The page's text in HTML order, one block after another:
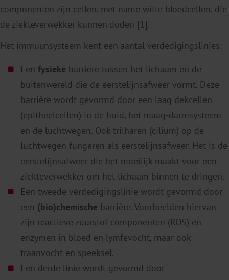
componenten zijn cellen, met name witte bloedcellen, die
de ziekteverwekker kunnen doden [1].
Het immuunsysteem kent een aantal verdedigingslinies:
Een fysieke barrière tussen het lichaam en de
buitenwereld die de eerstelijnsafweer vormt. Deze
barrière wordt gevormd door een laag dekcellen
(epitheelcellen) in de huid, het maag-darmsysteem
en de luchtwegen. Ook trilharen (cilium) op de
luchtwegen fungeren als eerstelijnsafweer. Het is de
eerstelijnsafweer die het moeilijk maakt voor een
ziekteverwekker om het lichaam binnen te dringen.
Een tweede verdedigingslinie wordt gevormd door
een (bio)chemische barrière. Voorbeelden hiervan
zijn reactieve zuurstof componenten (ROS) en
enzymen in bloed en lymfevocht, maar ook
traanvocht en speeksel.
Een derde linie wordt gevormd door